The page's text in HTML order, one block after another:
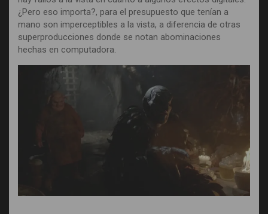
¿Pero eso importa?, para el presupuesto que tenían a
mano son imperceptibles a la vista, a diferencia de otras
superproducciones donde se notan abominaciones
hechas en computadora.